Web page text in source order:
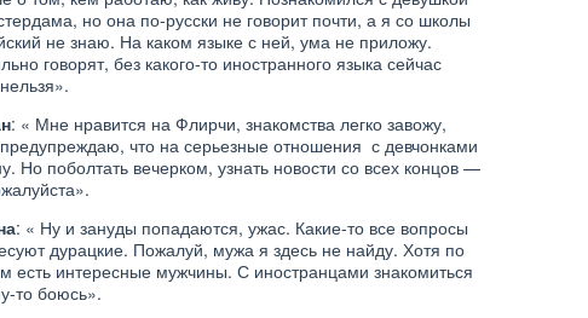
О ТУТЛА
ВСЕ
ХРИСТИАНСКИЕ
ЗНАКОМСТВА НА
ИНВИКТОРИ. ВСЕ ОТЗЫВЫ
INVICTORY.COM
но она по-русски не говорит почти, а я со школы
не знаю. На каком языке с ней, ума не приложу.
говорят, без какого-то иностранного языка сейчас
: « Мне нравится на Флирчи, знакомства легко завожу,
что на серьезные отношения с девчонками
Но поболтать вечерком, узнать новости со всех концов —
: « Ну и зануды попадаются, ужас. Какие-то все вопросы
дурацкие. Пожалуй, мужа я здесь не найду. Хотя по
есть интересные мужчины. С иностранцами знакомиться
то боюсь».